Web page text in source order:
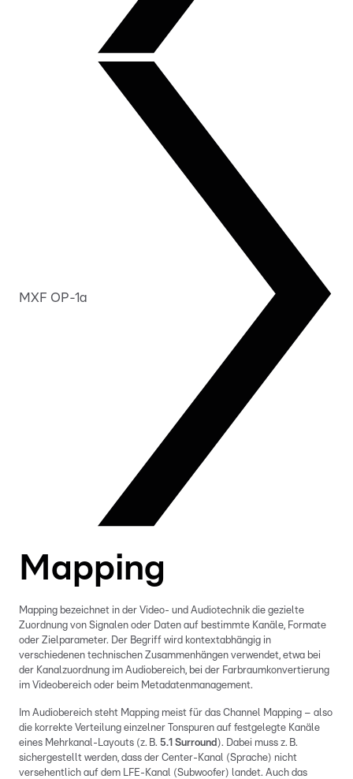
MXF OP-1a
Mapping
Mapping bezeichnet in der Video- und Audiotechnik die gezielte
Zuordnung von Signalen oder Daten auf bestimmte Kanäle, Formate
oder Zielparameter. Der Begriff wird kontextabhängig in
verschiedenen technischen Zusammenhängen verwendet, etwa bei
der Kanalzuordnung im Audiobereich, bei der Farbraumkonvertierung
im Videobereich oder beim Metadatenmanagement.
Im Audiobereich steht Mapping meist für das Channel Mapping – also
die korrekte Verteilung einzelner Tonspuren auf festgelegte Kanäle
eines Mehrkanal-Layouts (z. B. 5.1 Surround ). Dabei muss z. B.
sichergestellt werden, dass der Center-Kanal (Sprache) nicht
versehentlich auf dem LFE-Kanal (Subwoofer) landet. Auch das